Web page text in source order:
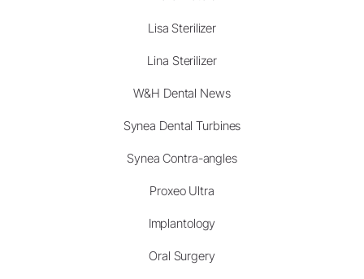
Lisa Sterilizer
Lina Sterilizer
W&H Dental News
Synea Dental Turbines
Synea Contra-angles
Proxeo Ultra
Implantology
Oral Surgery